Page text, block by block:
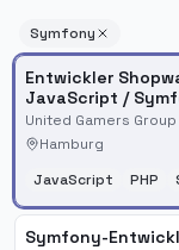
Symfony
Entwickler
JavaScript /
United Gamers Group
Hamburg
JavaScript PHP
Symfony-